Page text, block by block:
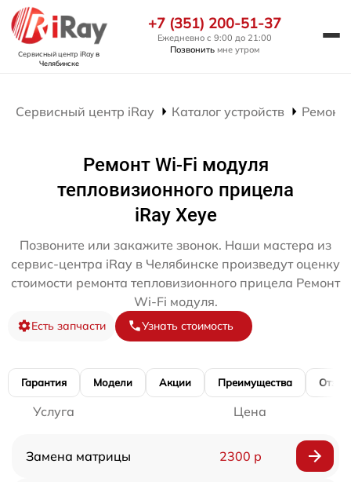
Сервисный центр iRayв
Челябинске
+7 (351) 200-51-37
Ежедневно с 9:00 до 21:00
Позвонить мне утром
Сервисный центр iRay Каталог устройств Ремонт
Ремонт Wi-Fi модуля
тепловизионного прицела
iRay Xeye
Позвоните или закажите звонок. Наши мастера из
сервис-центра iRay в Челябинске произведут оценку
стоимости ремонта тепловизионного прицела Ремонт
Wi-Fi модуля.
Есть запчасти Узнать стоимость
Гарантия Модели Акции Преимущества
Услуга Цена
Замена матрицы 2300 р